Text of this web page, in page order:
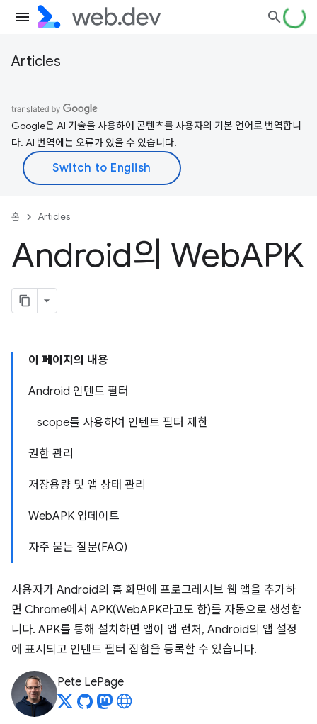
Articles
Google은 AI 기술을 사용하여 콘텐츠를 사용자의 기본 언어로 번역합니
다. AI 번역에는 오류가 있을 수 있습니다.
홈 Articles
Android의 WebAPK
이 페이지의 내용
Android 인텐트 필터
scope를 사용하여 인텐트 필터 제한
권한 관리
저장용량 및 앱 상태 관리
WebAPK 업데이트
자주 묻는 질문(FAQ)
사용자가 Android의 홈 화면에 프로그레시브 웹 앱을 추가하
면 Chrome에서 APK(WebAPK라고도 함)를 자동으로 생성합
니다. APK를 통해 설치하면 앱이 앱 런처, Android의 앱 설정
에 표시되고 인텐트 필터 집합을 등록할 수 있습니다.
Pete LePage